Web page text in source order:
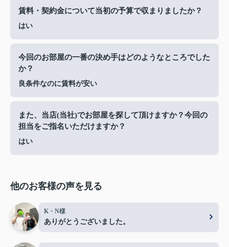
賃料・契約金について当初の予算で収まりましたか？
はい
今回のお部屋の一番の決め手はどのようなところでした
か？
良条件なのに賃料が安い
また、当店(当社)でお部屋を探して頂けますか？今回の
担当をご指名いただけますか？
はい
他のお客様の声を見る
K・N様
ありがとうございました。